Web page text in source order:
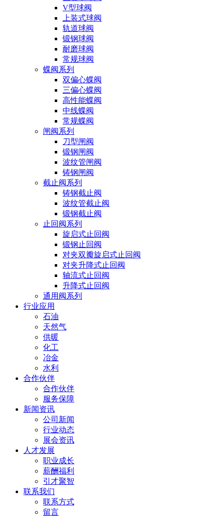
V型球阀
上装式球阀
轨道球阀
锻钢球阀
耐磨球阀
常规球阀
蝶阀系列
双偏心蝶阀
三偏心蝶阀
高性能蝶阀
中线蝶阀
常规蝶阀
闸阀系列
刀型闸阀
锻钢闸阀
波纹管闸阀
铸钢闸阀
截止阀系列
铸钢截止阀
波纹管截止阀
锻钢截止阀
止回阀系列
旋启式止回阀
锻钢止回阀
对夹双瓣旋启式止回阀
对夹升降式止回阀
轴流式止回阀
升降式止回阀
通用阀系列
行业应用
石油
天然气
供暖
化工
冶金
水利
合作伙伴
合作伙伴
服务保障
新闻资讯
公司新闻
行业动态
展会资讯
人才发展
职业成长
薪酬福利
引才聚智
联系我们
联系方式
留言